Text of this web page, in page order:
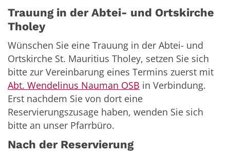
Trauung in der Abtei- und Ortskirche
Tholey
Wünschen Sie eine Trauung in der Abtei- und
Ortskirche St. Mauritius Tholey, setzen Sie sich
bitte zur Vereinbarung eines Termins zuerst mit
Abt. Wendelinus Nauman OSB in Verbindung.
Erst nachdem Sie von dort eine
Reservierungszusage haben, wenden Sie sich
bitte an unser Pfarrbüro.
Nach der Reservierung